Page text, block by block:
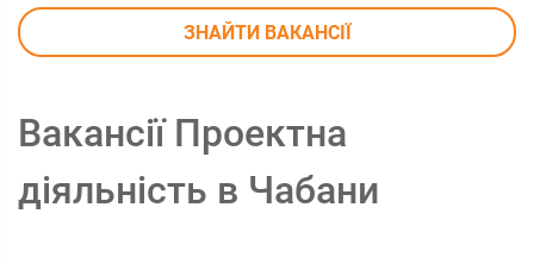
ЗНАЙТИ ВАКАНСІЇ
Вакансії Проектна
діяльність в Чабани